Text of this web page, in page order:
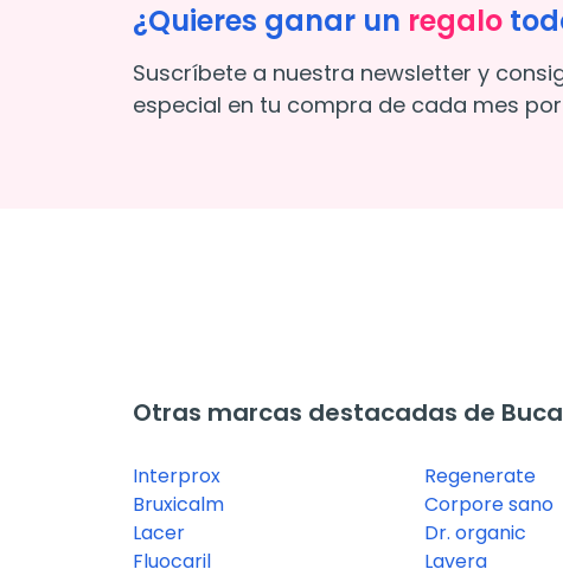
¿Quieres ganar un regalo
Suscríbete a nuestra newsletter y
especial en tu compra de cada mes
Otras marcas destacadas de
Interprox
Bruxicalm
Lacer
Fluocaril
Regenerate
Corpore sano
Dr. organic
Lavera